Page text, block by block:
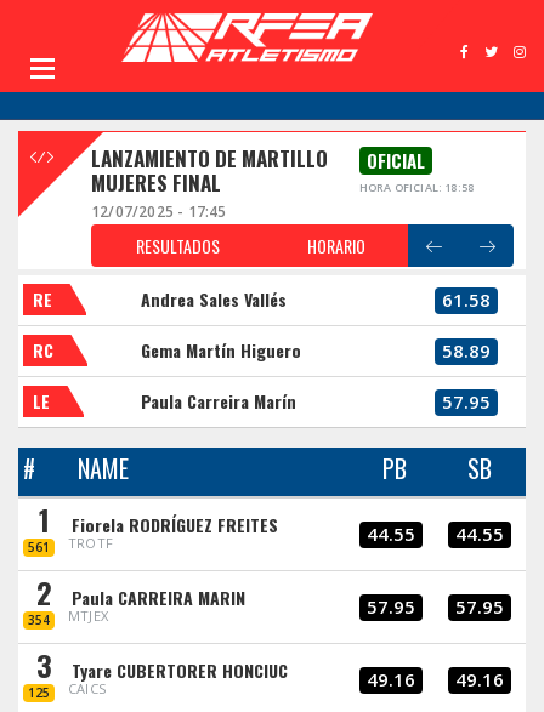
LANZAMIENTO DE MARTILLO
MUJERES FINAL
OFICIAL
HORA OFICIAL: 18:58
12/07/2025 - 17:45
RESULTADOS HORARIO
RE Andrea Sales Vallés 61.58
RC Gema Martín Higuero 58.89
LE Paula Carreira Marín 57.95
# NAME PB SB
1
561
Fiorela RODRÍGUEZ FREITES
TROTF 44.55 44.55
2
354
Paula CARREIRA MARIN
MTJEX 57.95 57.95
3
125
Tyare CUBERTORER HONCIUC
CAICS 49.16 49.16